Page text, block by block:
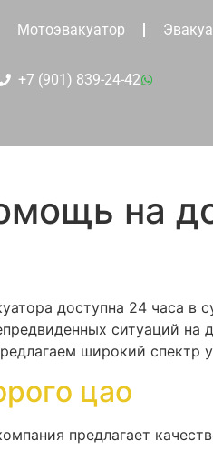
Мотоэвакуатор
+7 (901) 839-24-42
на
доступна 24 часа
ситуаций
широкий спектр
цао
предлагает